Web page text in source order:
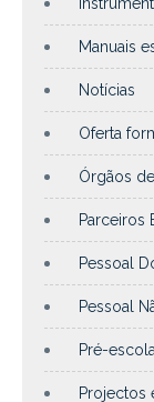
Manuais
Notícias
Oferta
Órgãos
Parceiros
Pessoal
Pessoal
Pré-
Projectos